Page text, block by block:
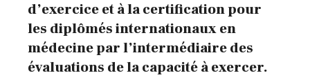
d’exercice et à la certification pour
les diplômés internationaux en
médecine par l’intermédiaire des
évaluations de la capacité à exercer.